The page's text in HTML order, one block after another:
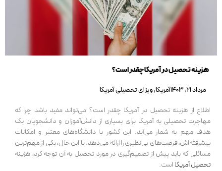
هزینه تحصیل در آمریکا چقدر است؟
مرداد 21, 1403 آمریکا,ویزای تحصیلی آمریکا
اطلاع از هزینه تحصیل در آمریکا چقدر است؟ می‌تواند مفید باشد چرا که
مهاجرت تحصیلی به آمریکا برای بسیاری از دانش‌آموزان و دانشجویان یک
هدف مهم به شمار می‌آید. این کشور با دانشگاه‌های معتبر و امکانات
پیشرفته‌اش، فرصت‌های بی‌نظیری را ارائه می‌دهد. با این حال، یکی از مهم‌ترین
مسائلی که باید پیش از تصمیم‌گیری در مورد تحصیل به آن توجه کرد، هزینه
تحصیل آمریکااست.